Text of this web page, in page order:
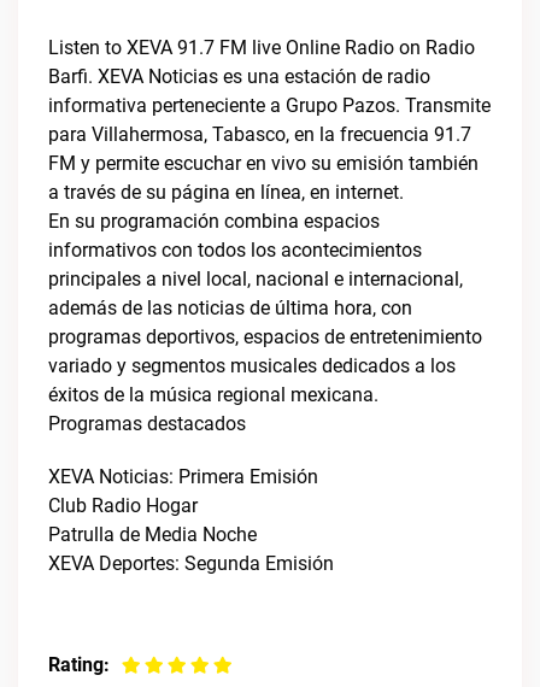
Listen to XEVA 91.7 FM live Online Radio on Radio
Barfi. XEVA Noticias es una estación de radio
informativa perteneciente a Grupo Pazos. Transmite
para Villahermosa, Tabasco, en la frecuencia 91.7
FM y permite escuchar en vivo su emisión también
a través de su página en línea, en internet.
En su programación combina espacios
informativos con todos los acontecimientos
principales a nivel local, nacional e internacional,
además de las noticias de última hora, con
programas deportivos, espacios de entretenimiento
variado y segmentos musicales dedicados a los
éxitos de la música regional mexicana.
Programas destacados
XEVA Noticias: Primera Emisión
Club Radio Hogar
Patrulla de Media Noche
XEVA Deportes: Segunda Emisión
Rating: